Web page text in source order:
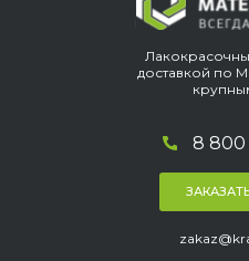
доставкой по
8 800